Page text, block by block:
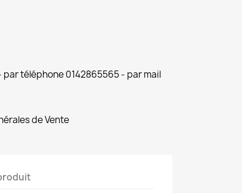
téléphone 0142865565 - par mail
de Vente